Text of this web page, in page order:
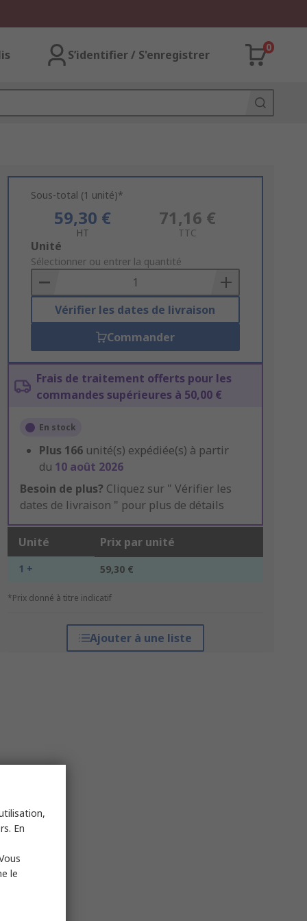
S’identifier / S'enregistrer
0
Sous-total (1 unité)*
59,30 €
HT
71,16 €
TTC
Add
to
Basket
Unité
Sélectionner ou entrer la quantité
Vérifier les dates de livraison
Commander
Frais de traitement offerts pour les
commandes supérieures à 50,00 €
En stock
Plus 166 unité(s) expédiée(s) à partir
du 10 août 2026
Besoin de plus? Cliquez sur " Vérifier les
dates de livraison " pour plus de détails
Unité Prix par unité
1 + 59,30 €
*Prix donné à titre indicatif
Ajouter à une liste
En
le